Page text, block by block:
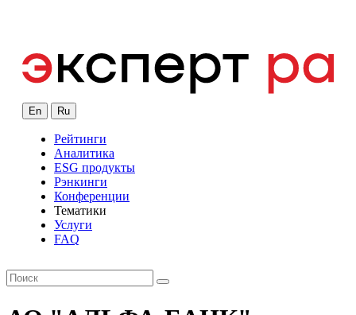
En Ru
Рейтинги
Аналитика
ESG продукты
Рэнкинги
Конференции
Тематики
Услуги
FAQ